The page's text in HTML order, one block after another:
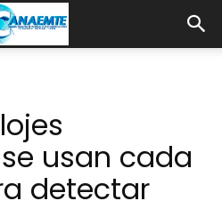
usan cada
detectar